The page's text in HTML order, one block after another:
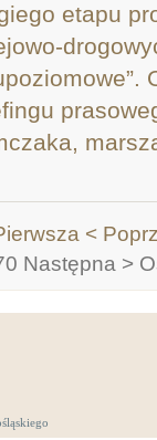
etapu
<
Następna >